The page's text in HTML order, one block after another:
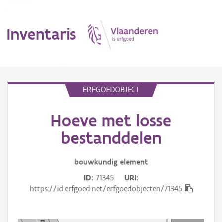
Inventaris
Aanduidingsobject
ERFGOEDOBJECT
Hoeve met losse
bestanddelen
bouwkundig element
ID 71345
URI
https://id.erfgoed.net/erfgoedobjecten/71345